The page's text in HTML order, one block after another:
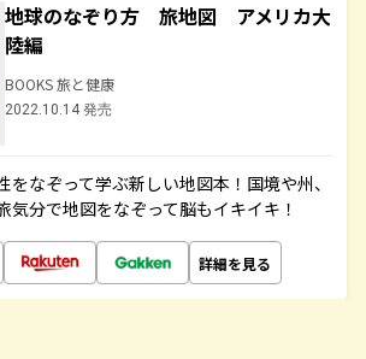
地球のなぞり方 旅地図 アメリカ大
陸編
BOOKS 旅と健康
2022.10.14 発売
をなぞって学ぶ新しい地図本！国境や州、
気分で地図をなぞって脳もイキイキ！
詳細を見る